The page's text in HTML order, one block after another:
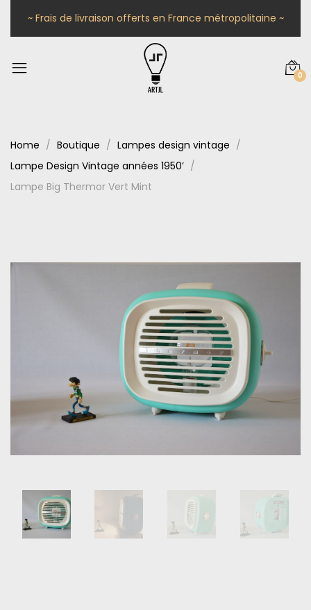
~ Frais de livraison offerts en France métropolitaine ~
0
Home Boutique
Lampes design vintage
Lampe Design Vintage années 1950’
Lampe Big Thermor Vert Mint